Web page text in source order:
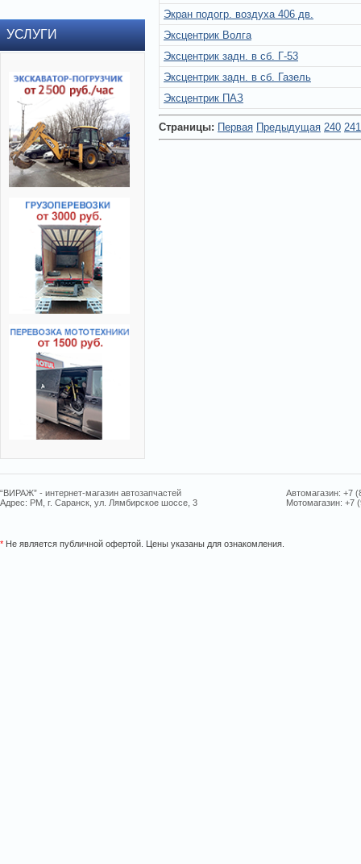
УСЛУГИ
Экран подогр. воздуха 406 дв.
Эксцентрик Волга
Эксцентрик задн. в сб. Г-53
Эксцентрик задн. в сб. Газель
Эксцентрик ПАЗ
Страницы: Первая Предыдущая 240 241
“ВИРАЖ” - интернет-магазин автозапчастей
Адрес: РМ, г. Саранск, ул. Лямбирское шоссе, 3
Автомагазин: +7
Мотомагазин: +7
* Не является публичной офертой. Цены указаны для ознакомления.